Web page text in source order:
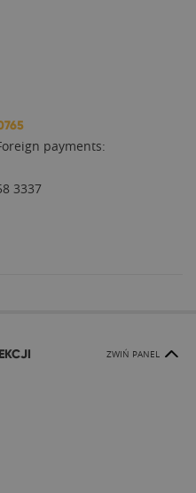
payments:
3337
ZWIŃ PANEL